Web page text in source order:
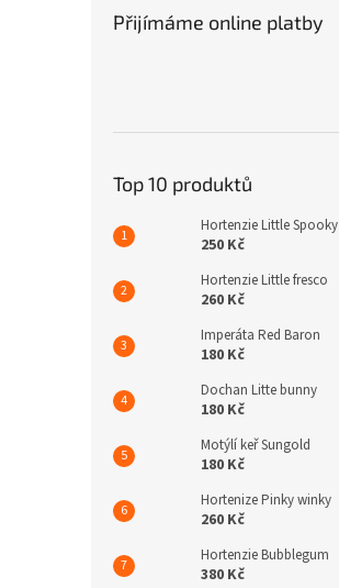
Přijímáme online platby
Top 10 produktů
Hortenzie Little Spooky
250 Kč
Hortenzie Little fresco
260 Kč
Imperáta Red Baron
180 Kč
Dochan Litte bunny
180 Kč
Motýlí keř Sungold
180 Kč
Hortenize Pinky winky
260 Kč
Hortenzie Bubblegum
380 Kč